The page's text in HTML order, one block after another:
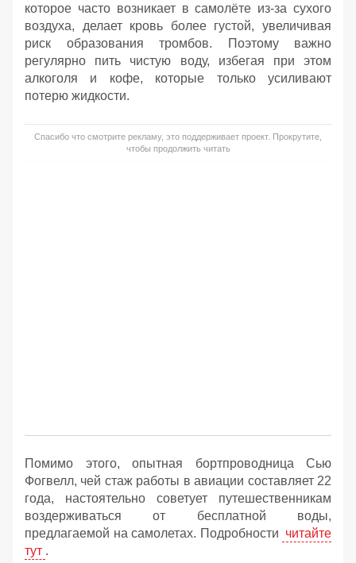
которое часто возникает в самолёте из-за сухого
воздуха, делает кровь более густой, увеличивая
риск образования тромбов. Поэтому важно
регулярно пить чистую воду, избегая при этом
алкоголя и кофе, которые только усиливают
потерю жидкости.
Спасибо что смотрите рекламу, это поддерживает проект. Прокрутите,
чтобы продолжить читать
Помимо этого, опытная бортпроводница Сью
Фогвелл, чей стаж работы в авиации составляет 22
года, настоятельно советует путешественникам
воздерживаться от бесплатной воды,
предлагаемой на самолетах. Подробности читайте
тут .